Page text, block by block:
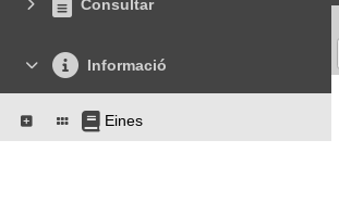
Consultar
Informació
Eines